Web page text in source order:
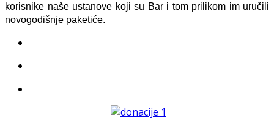
korisnike naše ustanove koji su Bar i tom prilikom im uručili
novogodišnje paketiće.